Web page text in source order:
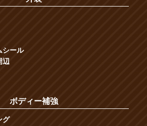
シール
辺
ボディー補強
グ